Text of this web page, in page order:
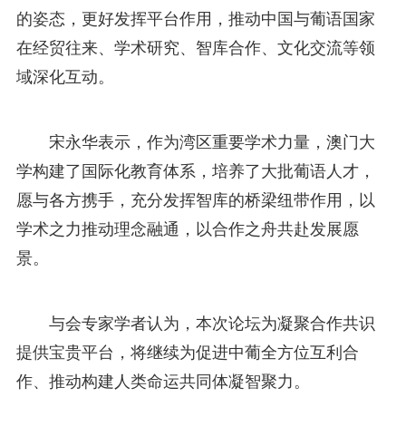
的姿态，更好发挥平台作用，推动中国与葡语国家
在经贸往来、学术研究、智库合作、文化交流等领
域深化互动。
宋永华表示，作为湾区重要学术力量，澳门大
学构建了国际化教育体系，培养了大批葡语人才，
愿与各方携手，充分发挥智库的桥梁纽带作用，以
学术之力推动理念融通，以合作之舟共赴发展愿
景。
与会专家学者认为，本次论坛为凝聚合作共识
提供宝贵平台，将继续为促进中葡全方位互利合
作、推动构建人类命运共同体凝智聚力。